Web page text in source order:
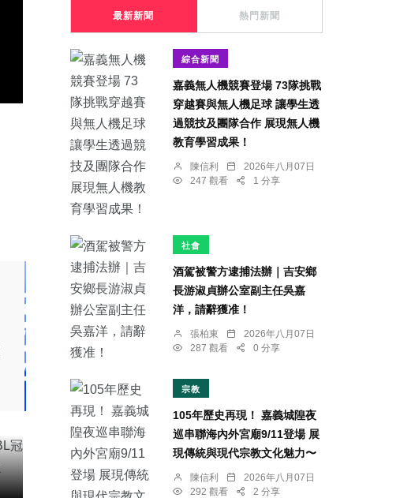
最新新聞 熱門新聞
綜合新聞
嘉義無人機競賽登場 73隊挑戰
穿越賽與無人機足球 讓學生透
過競技及團隊合作 展現無人機
教育學習成果！
陳信利
2026年八月07日
247 觀看
1 分享
社會
酒駕被警方逮捕法辦｜吉安鄉
長游淑貞辦公室副主任吳嘉
洋，請辭獲准！
張柏東
2026年八月07日
287 觀看
0 分享
宗教
105年歷史再現！ 嘉義城隍夜
巡串聯海內外宮廟9/11登場 展
現傳統與現代宗教文化魅力〜
陳信利
2026年八月07日
292 觀看
2 分享